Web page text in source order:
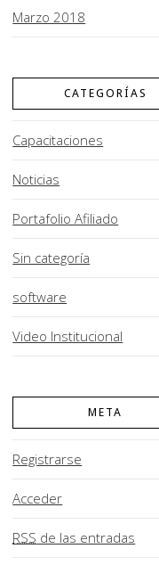
Marzo 2018
CATEGORÍAS
Capacitaciones
Noticias
Portafolio Afiliado
Sin categoría
software
Video Institucional
META
Registrarse
Acceder
RSS de las entradas